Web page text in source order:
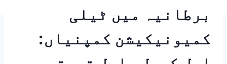
برطانیہ میں ٹیلی
کمیونیکیشن کمپنیاں: